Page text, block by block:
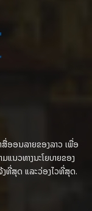
ສື່ອອນລາຍຂອງລາວ ເພື່ອ
ນວທາງນະໂຍບາຍຂອງ
ທີ່ສຸດ ແລະວ່ອງໄວທີ່ສຸດ.